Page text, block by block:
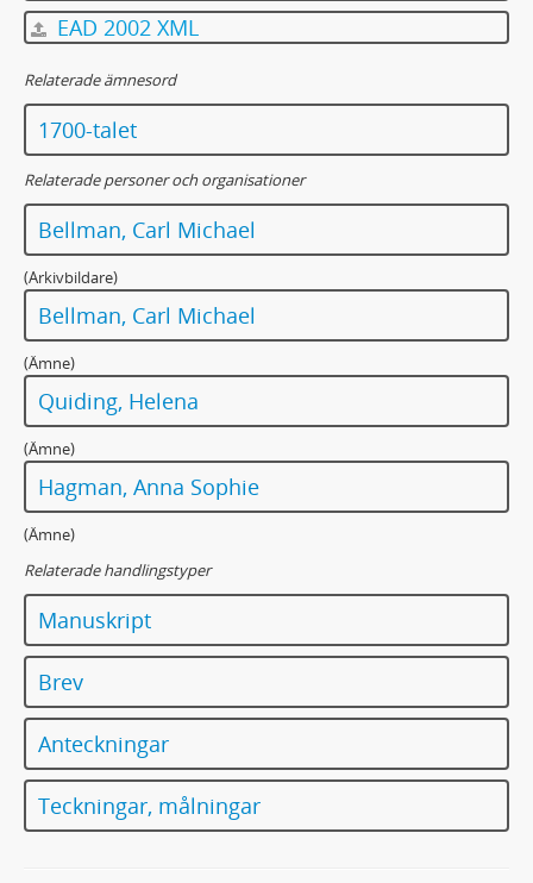
EAD 2002 XML
Relaterade ämnesord
1700-talet
Relaterade personer och organisationer
Bellman, Carl Michael
(Arkivbildare)
Bellman, Carl Michael
(Ämne)
Quiding, Helena
(Ämne)
Hagman, Anna Sophie
(Ämne)
Relaterade handlingstyper
Manuskript
Brev
Anteckningar
Teckningar, målningar